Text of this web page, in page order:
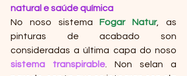
natural e saúde química
No noso sistema Fogar Natur, as
pinturas de acabado son
sistema transpirable. Non selan a